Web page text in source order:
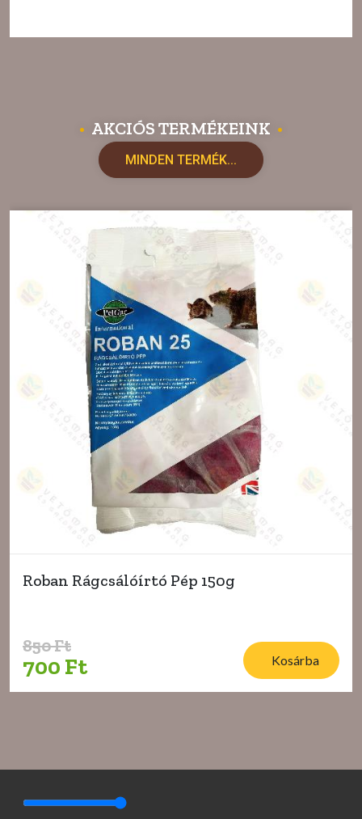
• AKCIÓS TERMÉKEINK •
MINDEN TERMÉK...
Roban Rágcsálóírtó Pép 150g
850 Ft
700 Ft Kosárba